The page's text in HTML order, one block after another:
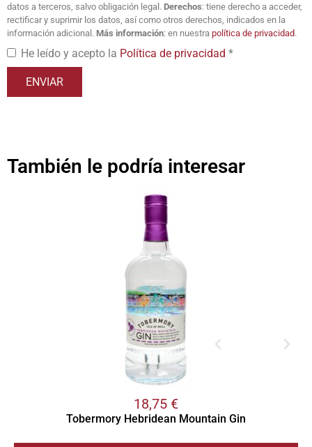
datos a terceros, salvo obligación legal. Derechos: tiene derecho a acceder,
rectificar y suprimir los datos, así como otros derechos, indicados en la
información adicional. Más información: en nuestra política de privacidad.
He leído y acepto la Política de privacidad *
También le podría interesar
18,75 €
Tobermory Hebridean Mountain Gin